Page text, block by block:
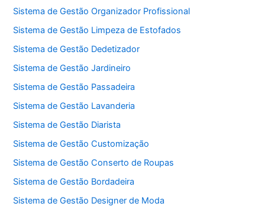
Sistema de Gestão Organizador Profissional
Sistema de Gestão Limpeza de Estofados
Sistema de Gestão Dedetizador
Sistema de Gestão Jardineiro
Sistema de Gestão Passadeira
Sistema de Gestão Lavanderia
Sistema de Gestão Diarista
Sistema de Gestão Customização
Sistema de Gestão Conserto de Roupas
Sistema de Gestão Bordadeira
Sistema de Gestão Designer de Moda